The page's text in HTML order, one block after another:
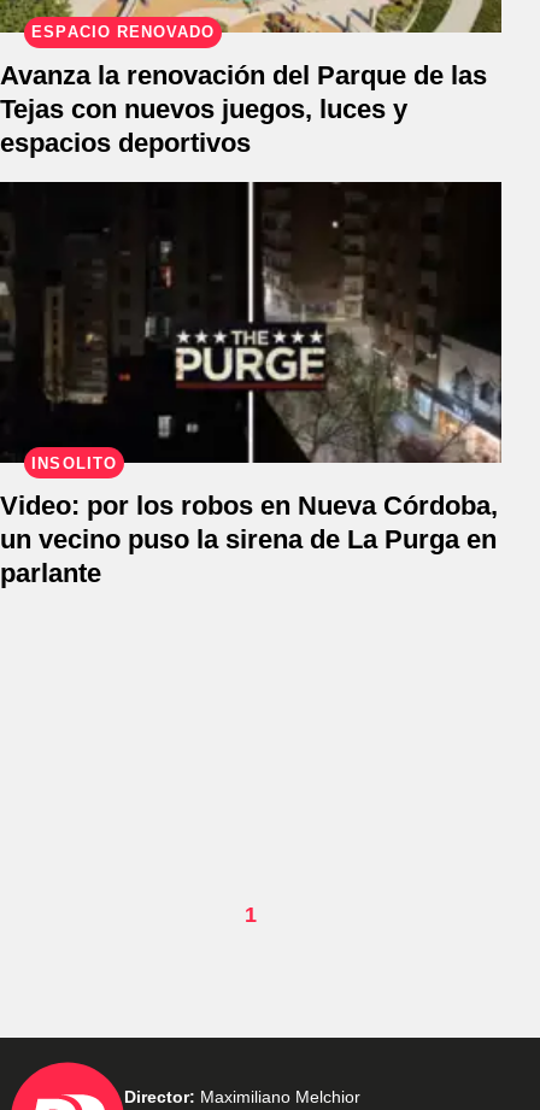
ESPACIO RENOVADO
Avanza la renovación del Parque de las
Tejas con nuevos juegos, luces y
espacios deportivos
INSÓLITO
Video: por los robos en Nueva Córdoba,
un vecino puso la sirena de La Purga en
parlante
1
Director: Maximiliano Melchior